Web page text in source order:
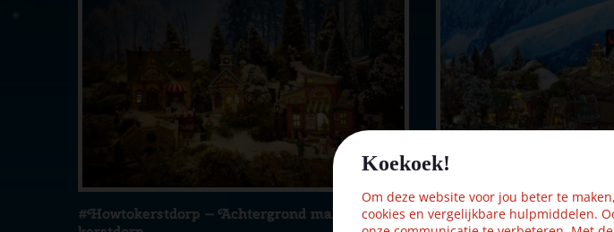
Koekoek!
Om deze website voor jou beter te
cookies en vergelijkbare hulpmiddelen.
#Howtokerstdorp – Achtergrond maken voor je
#Howtokerstdorp –